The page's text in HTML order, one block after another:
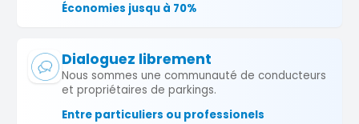
Économies jusqu à 70%
Dialoguez librement
Nous sommes une communauté de conducteurs
et propriétaires de parkings.
Entre particuliers ou professionels